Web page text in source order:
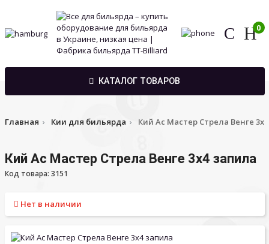
0
КАТАЛОГ ТОВАРОВ
Главная Кии для бильярда Кий Ас Мастер Стрела Венге
Кий Ас Мастер Стрела Венге 3х4 запила
Код товара: 3151
Нет в наличии